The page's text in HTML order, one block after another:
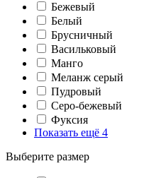
Бежевый
Белый
Брусничный
Васильковый
Манго
Меланж серый
Пудровый
Серо-бежевый
Фуксия
Показать ещё 4
Выберите размер